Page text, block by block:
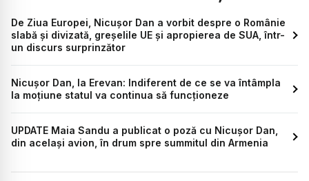
De Ziua Europei, Nicușor Dan a vorbit despre o Românie
slabă și divizată, greșelile UE și apropierea de SUA, într-
un discurs surprinzător
Nicușor Dan, la Erevan: Indiferent de ce se va întâmpla
la moțiune statul va continua să funcționeze
UPDATE Maia Sandu a publicat o poză cu Nicușor Dan,
din același avion, în drum spre summitul din Armenia